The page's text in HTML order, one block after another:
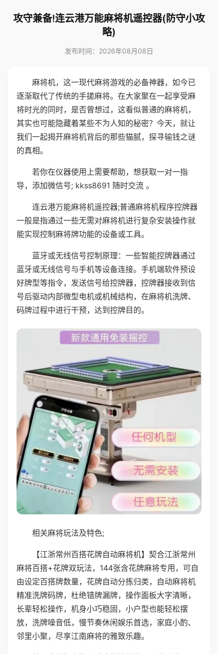
攻守兼备!连云港万能麻将机遥控器(防守小攻
略)
发布时间：2026年08月08日
麻将机，这一现代麻将游戏的必备神器，如今已
逐渐取代了传统的手搓麻将。在大家聚在一起享受麻
将时光的同时，是否曾想过，这看似普通的麻将机，
其实也可能隐藏着某些不为人知的秘密？今天，就让
我们一起揭开麻将机背后的那些猫腻，探寻输钱之谜
的真相。
若你在仪器使用上需要帮助，想获取一对一指
导，添加微信号; kkss8691 随时交流 。
连云港万能麻将机遥控器;普通麻将机程序控牌器
一般是指通过一些无需对麻将机进行复杂安装操作就
能实现控制麻将牌功能的设备或工具。
蓝牙或无线信号控制原理：一些智能控牌器通过
蓝牙或无线信号与手机等设备连接。手机端软件预设
好牌型等指令，发送信号给控牌器，控牌器接收到信
号后驱动内部微型电机或机械结构，在麻将机洗牌、
码牌过程中进行干预，达到控牌目的。
相关麻将玩法及特色;
【江浙常州百搭花牌自动麻将机】契合江浙常州
麻将百搭+花牌双玩法，144张含花牌麻将专用，可自
由设定百搭牌数量，花牌自动分拣归类，自动麻将机
精准洗牌码牌，杜绝错牌漏牌，操作面板大字清晰，
长辈轻松操作，机身小巧稳固，小户型也能轻松摆
放，洗牌噪音低，慢节奏休闲娱乐首选，家庭小酌、
邻里小聚，尽享江南麻将的雅致乐趣。